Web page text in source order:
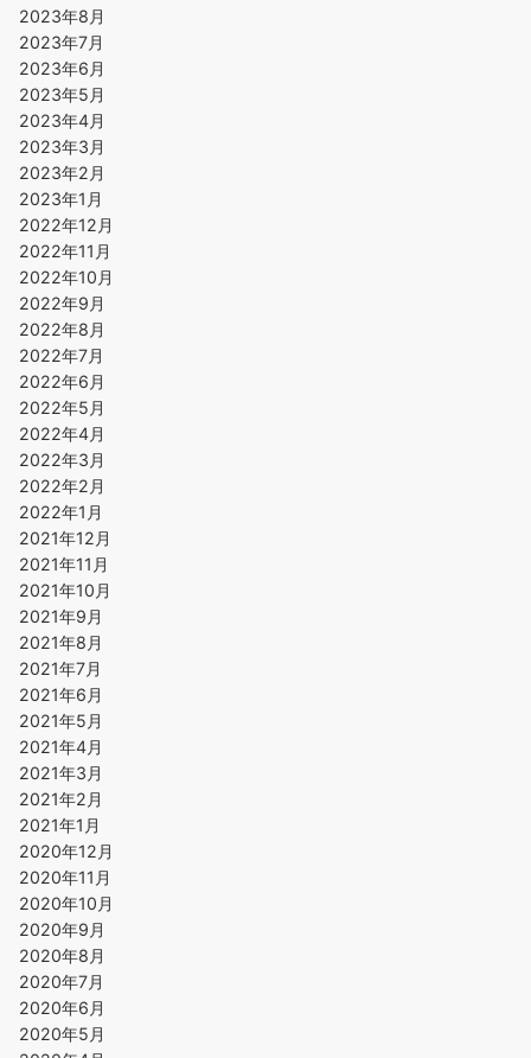
2023年8月
2023年7月
2023年6月
2023年5月
2023年4月
2023年3月
2023年2月
2023年1月
2022年12月
2022年11月
2022年10月
2022年9月
2022年8月
2022年7月
2022年6月
2022年5月
2022年4月
2022年3月
2022年2月
2022年1月
2021年12月
2021年11月
2021年10月
2021年9月
2021年8月
2021年7月
2021年6月
2021年5月
2021年4月
2021年3月
2021年2月
2021年1月
2020年12月
2020年11月
2020年10月
2020年9月
2020年8月
2020年7月
2020年6月
2020年5月